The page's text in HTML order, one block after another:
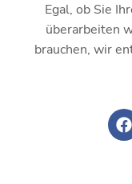
Egal, ob Sie
überarbeiten
brauchen, wir
F
a
c